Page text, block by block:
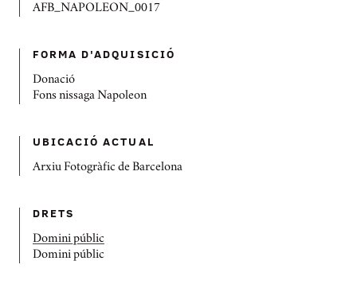
AFB_NAPOLEON_0017
FORMA D'ADQUISICIÓ
Donació
Fons nissaga Napoleon
UBICACIÓ ACTUAL
Arxiu Fotogràfic de Barcelona
DRETS
Domini públic
Domini públic